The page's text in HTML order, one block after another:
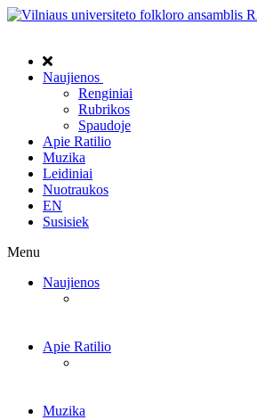
Naujienos
Renginiai
Rubrikos
Spaudoje
Apie Ratilio
Muzika
Leidiniai
Nuotraukos
EN
Susisiek
Menu
Naujienos
Apie Ratilio
Muzika